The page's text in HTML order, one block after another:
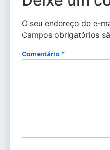
O seu endereço de e-
Campos obrigatórios
Comentário *